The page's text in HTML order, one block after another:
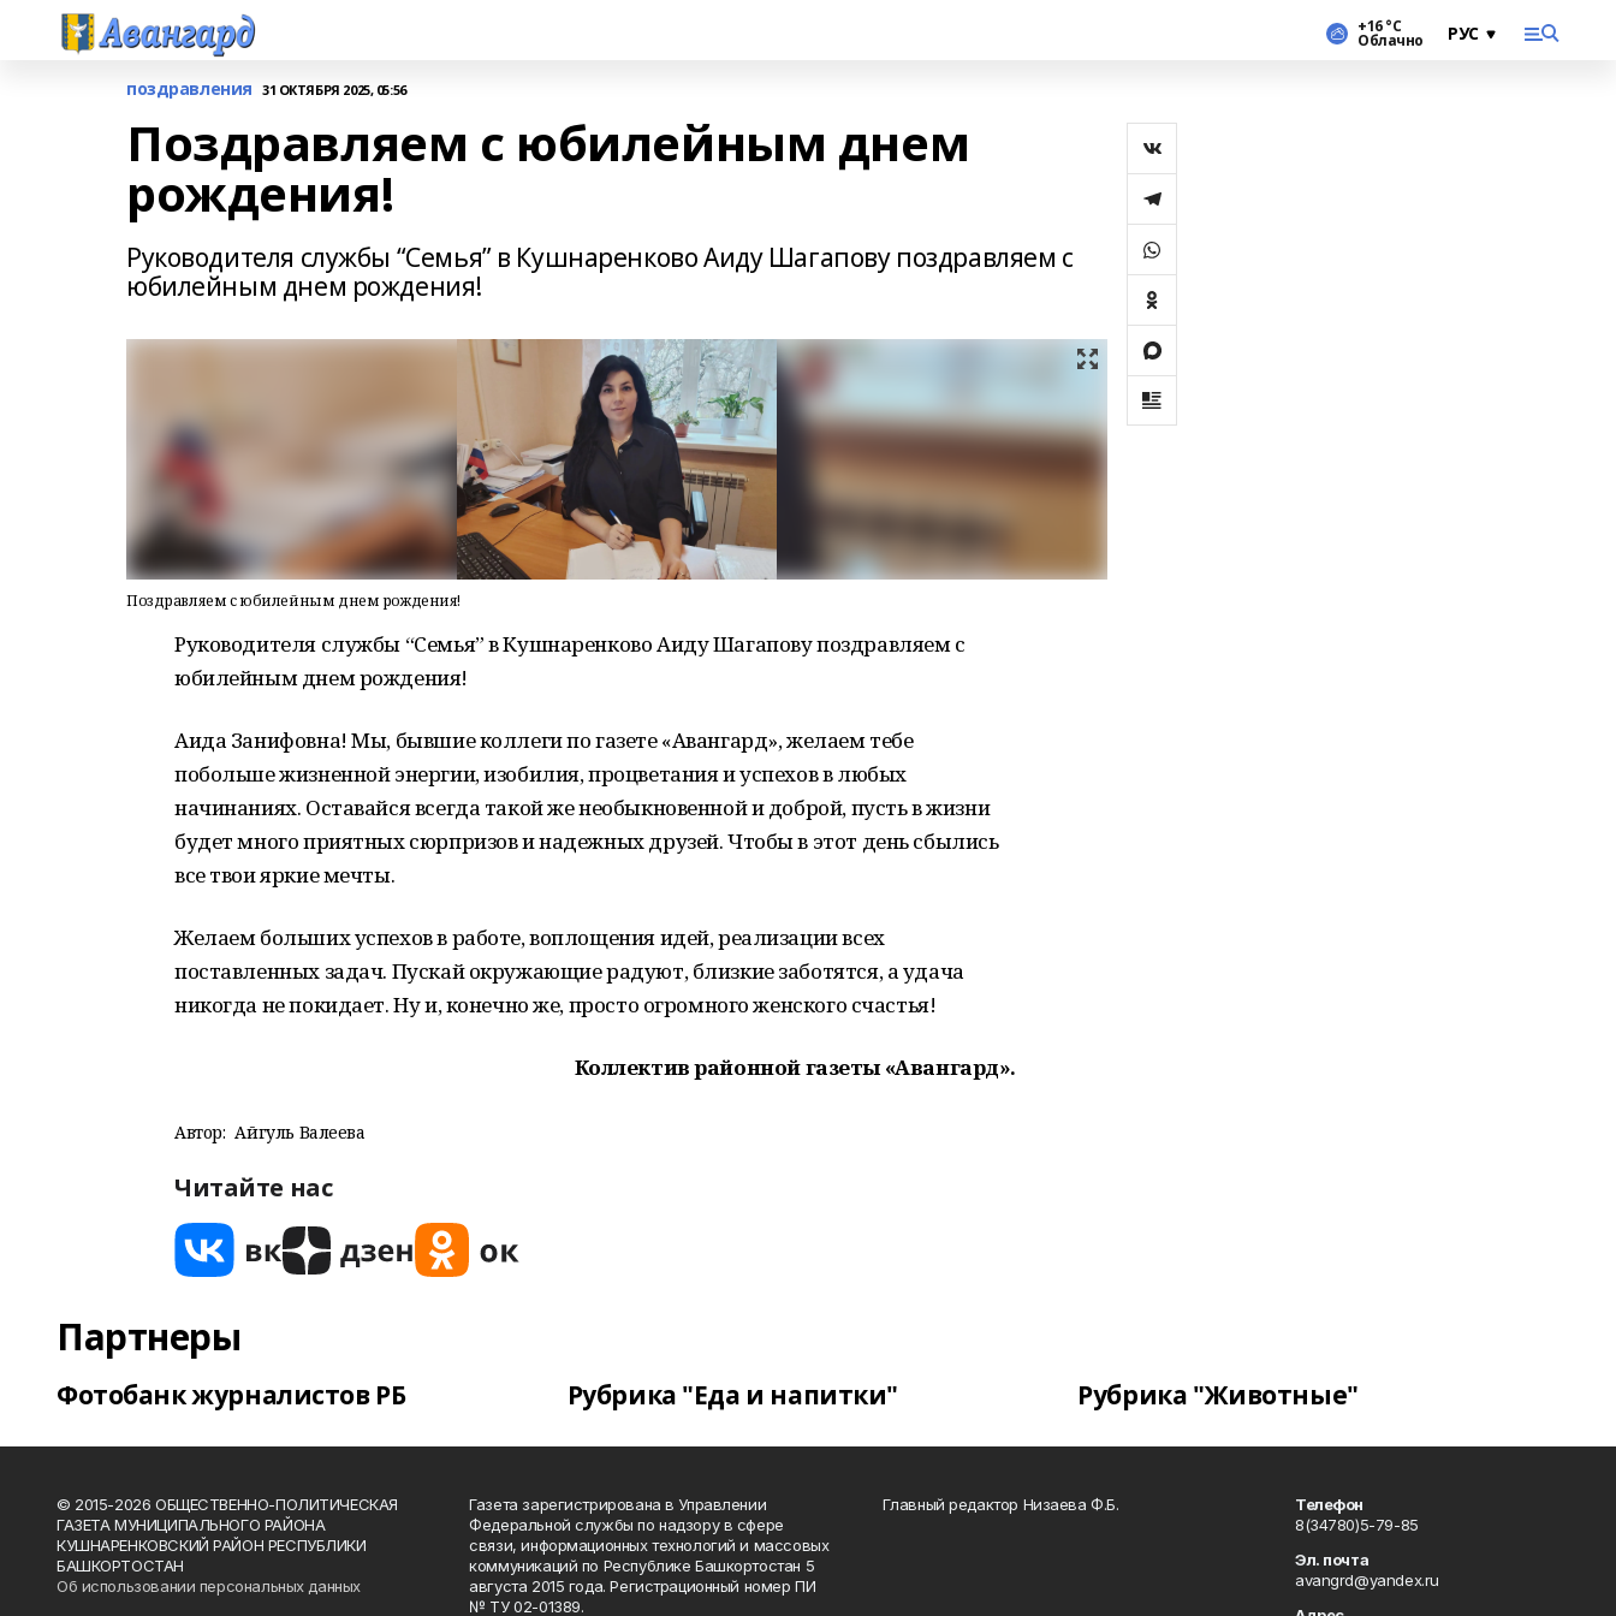
+16 °С
Облачно
поздравления 31 ОКТЯБРЯ 2025, 05:56
Поздравляем с юбилейным днем
рождения!
Руководителя службы “Семья” в Кушнаренково Аиду Шагапову поздравляем с
юбилейным днем рождения!
Поздравляем с юбилейным днем рождения!
Руководителя службы “Семья” в Кушнаренково Аиду Шагапову поздравляем с
юбилейным днем рождения!
Аида Занифовна! Мы, бывшие коллеги по газете «Авангард», желаем тебе
побольше жизненной энергии, изобилия, процветания и успехов в любых
начинаниях. Оставайся всегда такой же необыкновенной и доброй, пусть в жизни
будет много приятных сюрпризов и надежных друзей. Чтобы в этот день сбылись
все твои яркие мечты.
Желаем больших успехов в работе, воплощения идей, реализации всех
поставленных задач. Пускай окружающие радуют, близкие заботятся, а удача
никогда не покидает. Ну и, конечно же, просто огромного женского счастья!
Коллектив районной газеты «Авангард».
Автор: Айгуль Валеева
Читайте нас
Партнеры
Фотобанк журналистов РБ Рубрика "Еда и напитки" Рубрика "Животные"
© 2015-2026 ОБЩЕСТВЕННО-ПОЛИТИЧЕСКАЯ
ГАЗЕТА МУНИЦИПАЛЬНОГО РАЙОНА
КУШНАРЕНКОВСКИЙ РАЙОН РЕСПУБЛИКИ
БАШКОРТОСТАН
Об использовании персональных данных
Газета зарегистрирована в Управлении
Федеральной службы по надзору в сфере
связи, информационных технологий и массовых
коммуникаций по Республике Башкортостан 5
августа 2015 года. Регистрационный номер ПИ
№ ТУ 02-01389.
Главный редактор Низаева Ф.Б.
Телефон
8(34780)5-79-85
Эл. почта
avangrd@yandex.ru